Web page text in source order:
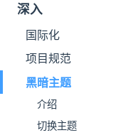
深入
国际化
项目规范
黑暗主题
介绍
切换主题